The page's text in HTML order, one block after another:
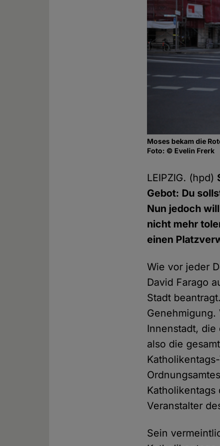
Moses bekam die
Foto: © Evelin Frerk
LEIPZIG. (hpd)
Gebot: Du
Nun jedoch
nicht mehr
einen
Wie vor jeder
David Farago
Stadt
Innenstadt,
also die
Veranstalter
Sein